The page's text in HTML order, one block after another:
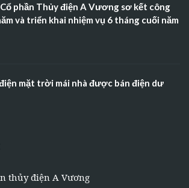
phần Thủy điện A Vương sơ kết công
và triển khai nhiệm vụ 6 tháng cuối năm
mặt trời mái nhà được bán điện dư
thủy điện A Vương